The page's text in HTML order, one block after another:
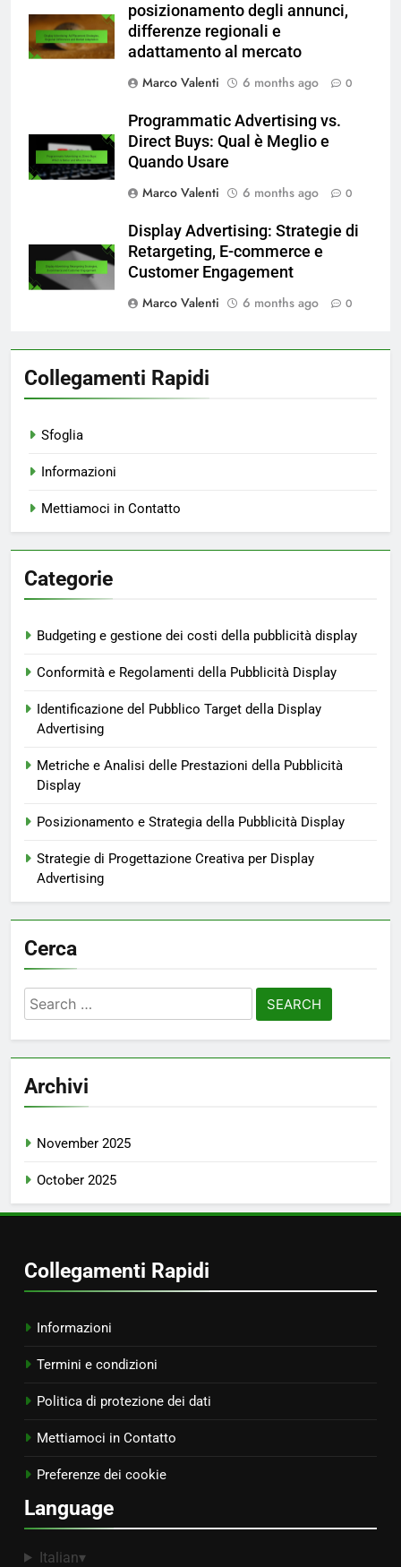
posizionamento degli annunci,
differenze regionali e
adattamento al mercato
Marco Valenti
6 months ago 0
Programmatic Advertising vs.
Direct Buys: Qual è Meglio e
Quando Usare
Marco Valenti
6 months ago 0
Display Advertising: Strategie di
Retargeting, E-commerce e
Customer Engagement
Marco Valenti
6 months ago 0
Collegamenti Rapidi
Sfoglia
Informazioni
Mettiamoci in Contatto
Categorie
Budgeting e gestione dei costi della pubblicità display
Conformità e Regolamenti della Pubblicità Display
Identificazione del Pubblico Target della Display
Advertising
Metriche e Analisi delle Prestazioni della Pubblicità
Display
Posizionamento e Strategia della Pubblicità Display
Strategie di Progettazione Creativa per Display
Advertising
Cerca
Search
for:
Archivi
November 2025
October 2025
Collegamenti Rapidi
Informazioni
Termini e condizioni
Politica di protezione dei dati
Mettiamoci in Contatto
Preferenze dei cookie
Language
Italian▾